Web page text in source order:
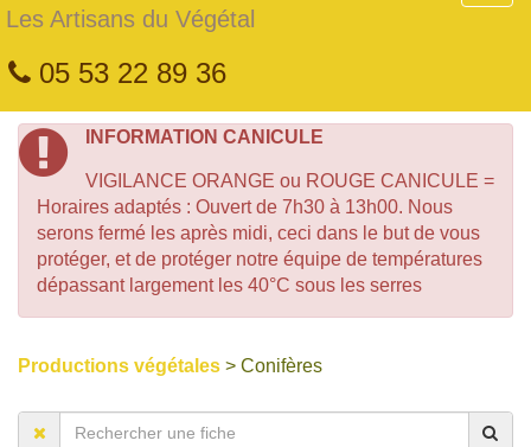
Les Artisans du Végétal
05 53 22 89 36
INFORMATION CANICULE
VIGILANCE ORANGE ou ROUGE CANICULE =
Horaires adaptés : Ouvert de 7h30 à 13h00. Nous
serons fermé les après midi, ceci dans le but de vous
protéger, et de protéger notre équipe de températures
dépassant largement les 40°C sous les serres
Productions végétales > Conifères